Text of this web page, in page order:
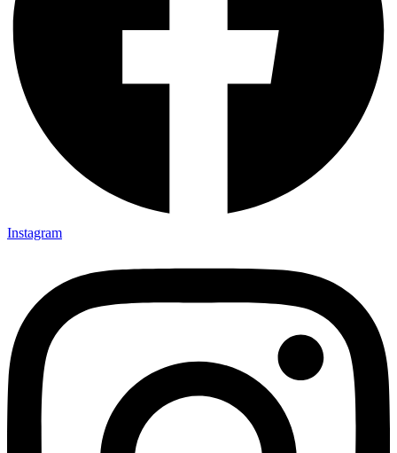
Instagram